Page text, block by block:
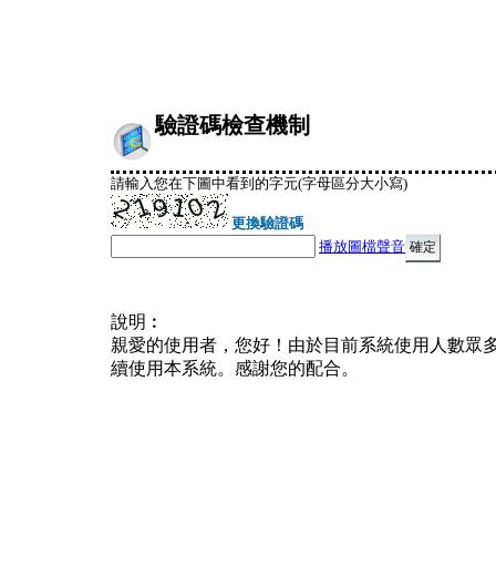
驗證碼檢查機制
請輸入您在下圖中看到的字元(字母區分大小寫)
更換驗證碼
播放圖檔聲音
說明︰
親愛的使用者，您好！由於目前系統使用人數眾
續使用本系統。感謝您的配合。